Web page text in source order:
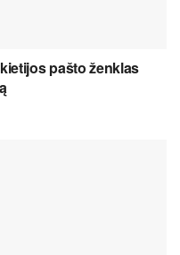
pašto ženklas